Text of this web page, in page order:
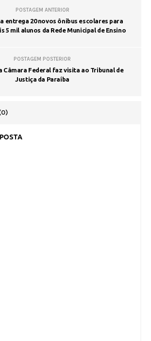
POSTAGEM ANTERIOR
entrega 20 novos ônibus escolares para
5 mil alunos da Rede Municipal de Ensino
POSTAGEM POSTERIOR
Câmara Federal faz visita ao Tribunal de
Justiça da Paraíba